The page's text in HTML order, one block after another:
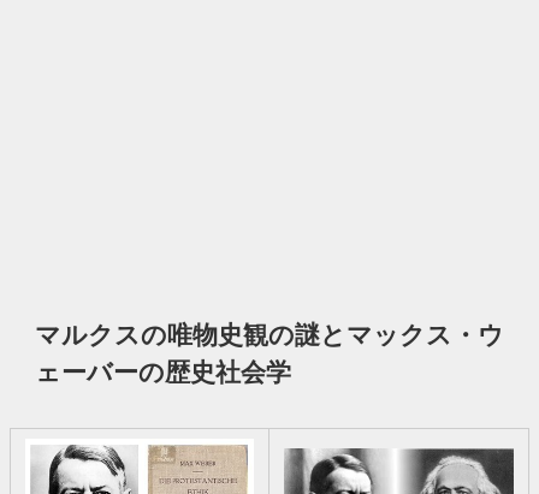
マルクスの唯物史観の謎とマックス・ウ
ェーバーの歴史社会学